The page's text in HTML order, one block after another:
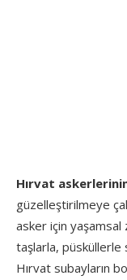
Hırvat
güzelleştirilmeye
asker için yaşamsal
taşlarla, püsküllerle
Hırvat subayların